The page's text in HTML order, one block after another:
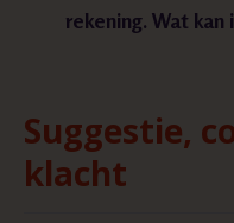
rekening. Wat kan
Suggestie,
klacht